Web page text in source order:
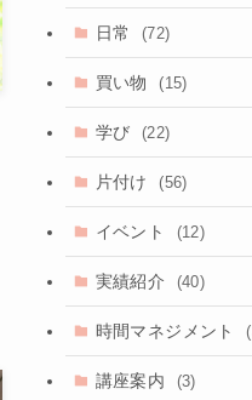
日常 (72)
買い物 (15)
学び (22)
片付け (56)
イベント (12)
実績紹介 (40)
時間マネジメント
講座案内 (3)